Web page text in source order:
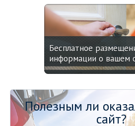
Бесплатное
информации о вашем
Полезным ли
сайт?